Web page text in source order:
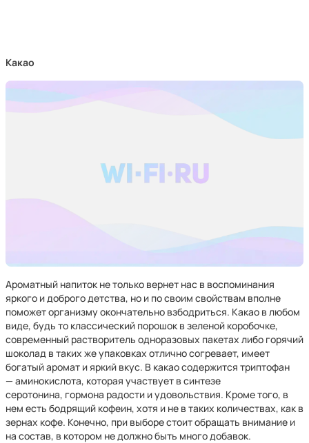
Какао
Ароматный напиток не только вернет нас в воспоминания
яркого и доброго детства, но и по своим свойствам вполне
поможет организму окончательно взбодриться. Какао в любом
виде, будь то классический порошок в зеленой коробочке,
современный растворитель одноразовых пакетах либо горячий
шоколад в таких же упаковках отлично согревает, имеет
богатый аромат и яркий вкус. В какао содержится триптофан
— аминокислота, которая участвует в синтезе
серотонина, гормона радости и удовольствия. Кроме того, в
нем есть бодрящий кофеин, хотя и не в таких количествах, как в
зернах кофе. Конечно, при выборе стоит обращать внимание и
на состав, в котором не должно быть много добавок.